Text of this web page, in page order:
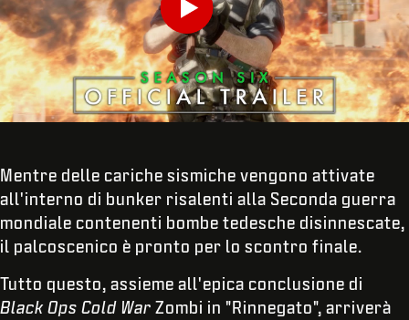
INVIA
Play
Mentre delle cariche sismiche vengono attivate
all'interno di bunker risalenti alla Seconda guerra
mondiale contenenti bombe tedesche disinnescate,
il palcoscenico è pronto per lo scontro finale.
Tutto questo, assieme all'epica conclusione di
Black Ops Cold War Zombi in "Rinnegato", arriverà